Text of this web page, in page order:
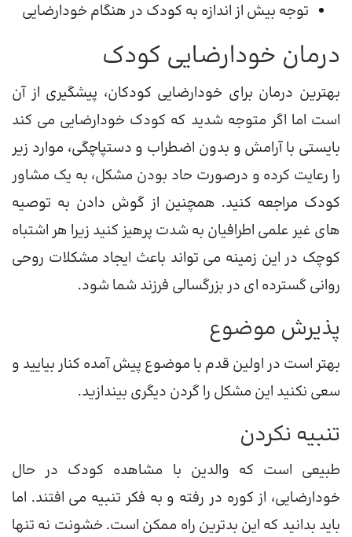
توجه بیش از اندازه به کودک در هنگام خودارضایی
درمان خودارضایی کودک
بهترین درمان برای خودارضایی کودکان، پیشگیری از آن
است اما اگر متوجه شدید که کودک خودارضایی می کند
بایستی با آرامش و بدون اضطراب و دستپاچگی، موارد زیر
را رعایت کرده و درصورت حاد بودن مشکل، به یک مشاور
کودک مراجعه کنید. همچنین از گوش دادن به توصیه
های غیر علمی اطرافیان به شدت پرهیز کنید زیرا هر اشتباه
کوچک در این زمینه می تواند باعث ایجاد مشکلات روحی
روانی گسترده ای در بزرگسالی فرزند شما شود.
پذیرش موضوع
بهتر است در اولین قدم با موضوع پیش آمده کنار بیایید و
سعی نکنید این مشکل را گردن دیگری بیندازید.
تنبیه نکردن
طبیعی است که والدین با مشاهده کودک در حال
خودارضایی، از کوره در رفته و به فکر تنبیه می افتند. اما
باید بدانید که این بدترین راه ممکن است. خشونت نه تنها